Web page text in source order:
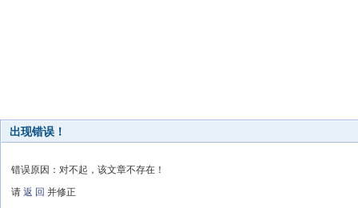
出现错误！
错误原因：对不起，该文章不存在！
请 返 回 并修正